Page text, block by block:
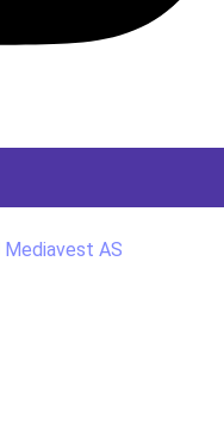
Mediavest AS